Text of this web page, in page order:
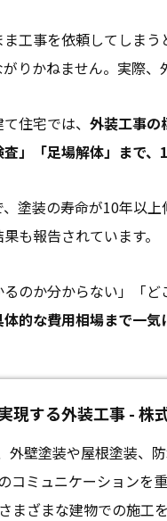
工事を依頼してしまう
りかねません。実際
住宅では、 外装工事の
」「足場解体」まで、
塗装の寿命が10年以
も報告されています。
るのか分からない」「
的な費用相場まで一気
現する外装工事 - 株
外壁塗装や屋根塗装、
コミュニケーションを
まざまな建物での施工